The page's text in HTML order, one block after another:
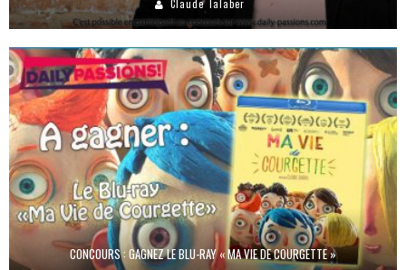
Claude Talaber
CONCOURS : GAGNEZ LE BLU-RAY « MA VIE DE COURGETTE »